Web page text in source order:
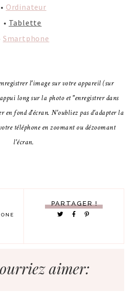
• Ordinateur
• Tablette
Smartphone
l'image sur votre appareil (sur
long sur la photo et "enregistrerdans
en fond d'écran. N'oubliez pas d'adapter la
téléphone en zoomant ou dézoomant
l'écran.
PARTAGER !
aimer: